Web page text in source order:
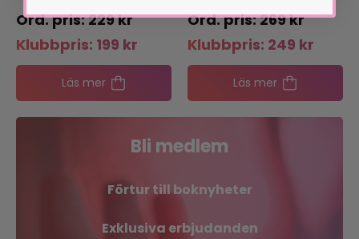
229kr
Klubbpris: 199 kr
Läs mer
269kr
Klubbpris: 249 kr
Läs mer
Bli medlem
Förtur till boknyheter
Exklusiva erbjudanden